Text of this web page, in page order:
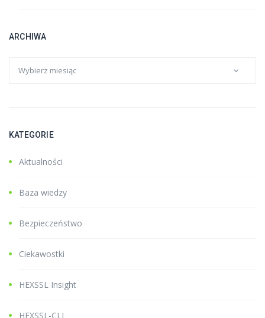
ARCHIWA
KATEGORIE
Aktualności
Baza wiedzy
Bezpieczeństwo
Ciekawostki
HEXSSL Insight
HEXSSL-CLI